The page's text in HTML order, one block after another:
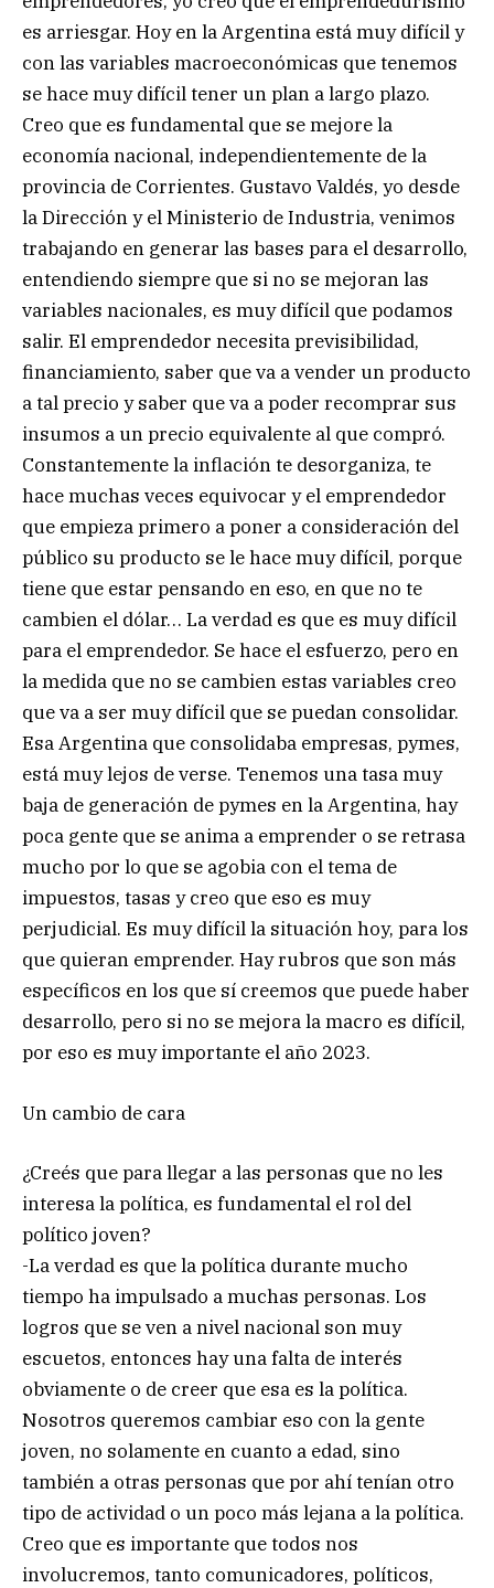
es arriesgar. Hoy en la Argentina está muy difícil y
con las variables macroeconómicas que tenemos
se hace muy difícil tener un plan a largo plazo.
Creo que es fundamental que se mejore la
economía nacional, independientemente de la
provincia de Corrientes. Gustavo Valdés, yo desde
la Dirección y el Ministerio de Industria, venimos
trabajando en generar las bases para el desarrollo,
entendiendo siempre que si no se mejoran las
variables nacionales, es muy difícil que podamos
salir. El emprendedor necesita previsibilidad,
financiamiento, saber que va a vender un producto
a tal precio y saber que va a poder recomprar sus
insumos a un precio equivalente al que compró.
Constantemente la inflación te desorganiza, te
hace muchas veces equivocar y el emprendedor
que empieza primero a poner a consideración del
público su producto se le hace muy difícil, porque
tiene que estar pensando en eso, en que no te
cambien el dólar… La verdad es que es muy difícil
para el emprendedor. Se hace el esfuerzo, pero en
la medida que no se cambien estas variables creo
que va a ser muy difícil que se puedan consolidar.
Esa Argentina que consolidaba empresas, pymes,
está muy lejos de verse. Tenemos una tasa muy
baja de generación de pymes en la Argentina, hay
poca gente que se anima a emprender o se retrasa
mucho por lo que se agobia con el tema de
impuestos, tasas y creo que eso es muy
perjudicial. Es muy difícil la situación hoy, para los
que quieran emprender. Hay rubros que son más
específicos en los que sí creemos que puede haber
desarrollo, pero si no se mejora la macro es difícil,
por eso es muy importante el año 2023.
Un cambio de cara
¿Creés que para llegar a las personas que no les
interesa la política, es fundamental el rol del
político joven?
-La verdad es que la política durante mucho
tiempo ha impulsado a muchas personas. Los
logros que se ven a nivel nacional son muy
escuetos, entonces hay una falta de interés
obviamente o de creer que esa es la política.
Nosotros queremos cambiar eso con la gente
joven, no solamente en cuanto a edad, sino
también a otras personas que por ahí tenían otro
tipo de actividad o un poco más lejana a la política.
Creo que es importante que todos nos
involucremos, tanto comunicadores, políticos,